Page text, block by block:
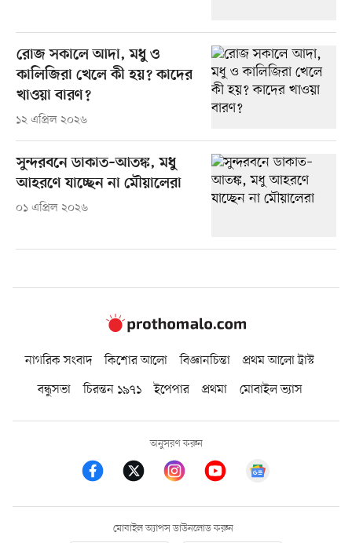
রোজ সকালে আদা, মধু ও
কালিজিরা খেলে কী হয়? কাদের
খাওয়া বারণ?
১২ এপ্রিল ২০২৬
সুন্দরবনে ডাকাত–আতঙ্ক, মধু
আহরণে যাচ্ছেন না মৌয়ালেরা
০১ এপ্রিল ২০২৬
নাগরিক সংবাদ কিশোর আলো বিজ্ঞানচিন্তা
প্রথম আলো ট্রাস্ট
বন্ধুসভা
চিরন্তন ১৯৭১ ইপেপার প্রথমা মোবাইল ভ্যাস
অনুসরণ করুন
মোবাইল অ্যাপস ডাউনলোড করুন